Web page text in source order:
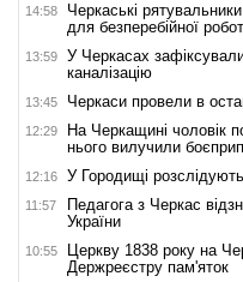
14:58
Черкаські
для безперебійної
13:59
У Черкасах
каналізацію
13:45 Черкаси провели в
12:29
На Черкащині чоловік
нього вилучили
12:16 У Городищі
11:57
Педагога з Черкас
України
10:55
Церкву 1838 року на
Держреєстру пам'яток